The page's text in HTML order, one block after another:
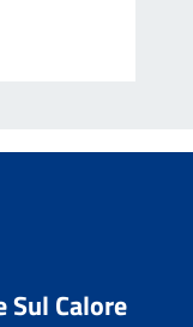
Sul Calore